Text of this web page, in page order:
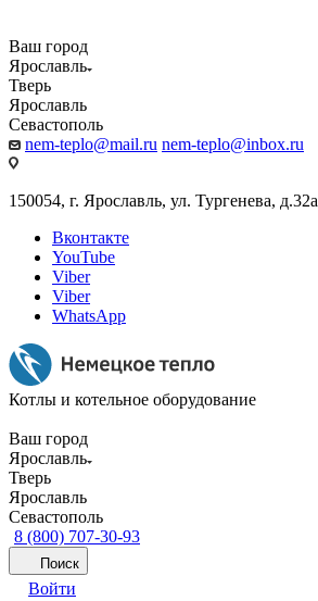
Ваш город
Ярославль
Тверь
Ярославль
Севастополь
nem-teplo@mail.ru nem-teplo@inbox.ru
150054, г. Ярославль, ул. Тургенева, д.32а
Вконтакте
YouTube
Viber
Viber
WhatsApp
Котлы и котельное оборудование
Ваш город
Ярославль
Тверь
Ярославль
Севастополь
8 (800) 707-30-93
Поиск
Войти